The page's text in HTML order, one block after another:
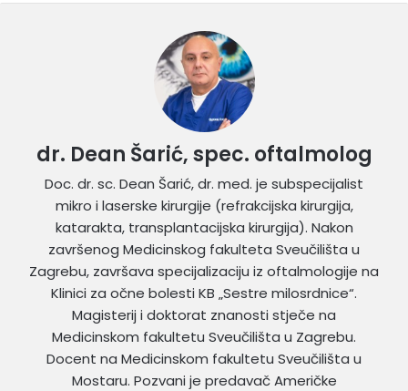
dr. Dean Šarić, spec. oftalmolog
Doc. dr. sc. Dean Šarić, dr. med. je subspecijalist
mikro i laserske kirurgije (refrakcijska kirurgija,
katarakta, transplantacijska kirurgija). Nakon
završenog Medicinskog fakulteta Sveučilišta u
Zagrebu, završava specijalizaciju iz oftalmologije na
Klinici za očne bolesti KB „Sestre milosrdnice“.
Magisterij i doktorat znanosti stječe na
Medicinskom fakultetu Sveučilišta u Zagrebu.
Docent na Medicinskom fakultetu Sveučilišta u
Mostaru. Pozvani je predavač Američke